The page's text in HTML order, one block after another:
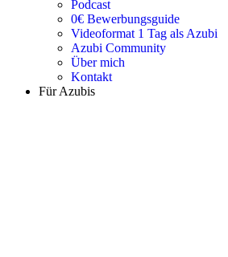
Podcast
0€ Bewerbungsguide
Videoformat 1 Tag als Azubi
Azubi Community
Über mich
Kontakt
Für Azubis